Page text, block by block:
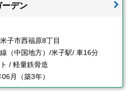
ーデン
子市西福原8丁目
（中国地方）/米子駅/ 車16分
/ 軽量鉄骨造
月（築3年）